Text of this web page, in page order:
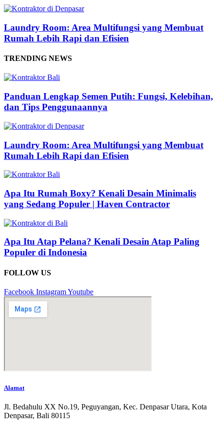
Laundry Room: Area Multifungsi yang Membuat
Rumah Lebih Rapi dan Efisien
TRENDING NEWS
Panduan Lengkap Semen Putih: Fungsi, Kelebihan,
dan Tips Penggunaannya
Laundry Room: Area Multifungsi yang Membuat
Rumah Lebih Rapi dan Efisien
Apa Itu Rumah Boxy? Kenali Desain Minimalis
yang Sedang Populer | Haven Contractor
Apa Itu Atap Pelana? Kenali Desain Atap Paling
Populer di Indonesia
FOLLOW US
Facebook InstagramYoutube
Alamat
Jl. Bedahulu XX No.19, Peguyangan, Kec. Denpasar Utara, Kota
Denpasar, Bali 80115